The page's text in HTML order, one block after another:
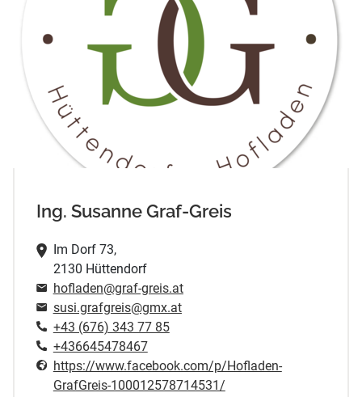
Ing. Susanne Graf-Greis
Im Dorf 73,
2130 Hüttendorf
hofladen@graf-greis.at
susi.grafgreis@gmx.at
+43 (676) 343 77 85
+436645478467
https://www.facebook.com/p/Hofladen-
GrafGreis-100012578714531/